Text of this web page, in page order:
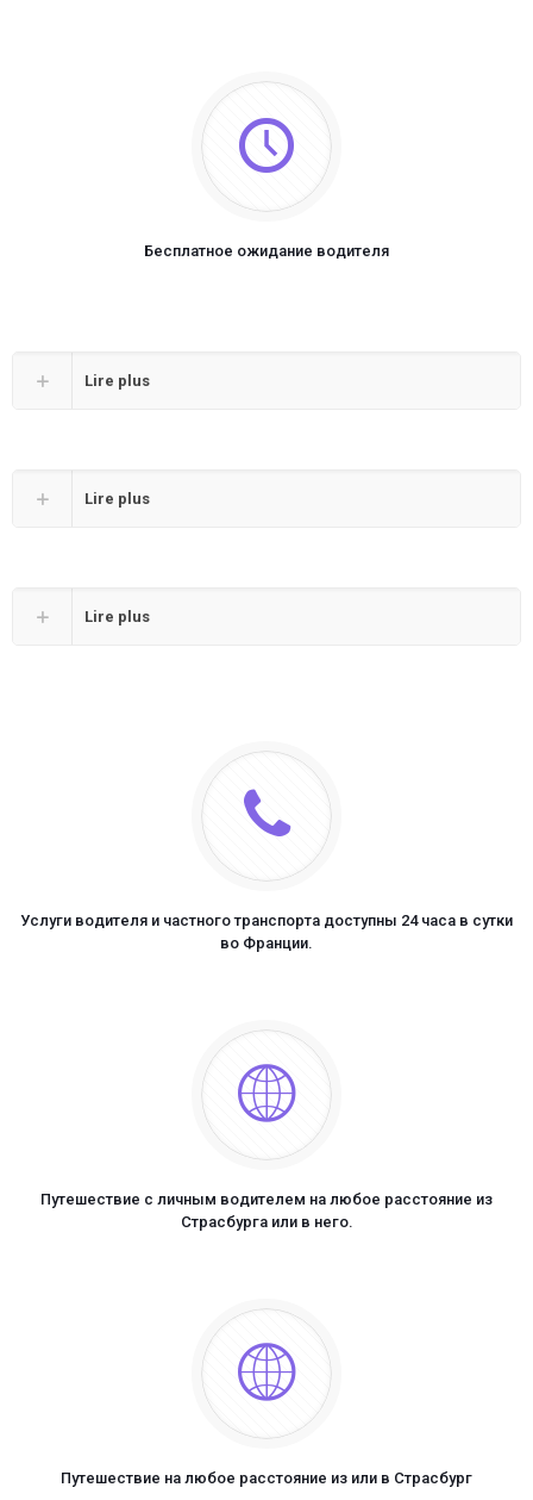
Бесплатное ожидание водителя
Lire plus
Lire plus
Lire plus
Услуги водителя и частного транспорта доступны 24 часа в сутки
во Франции.
Путешествие с личным водителем на любое расстояние из
Страсбурга или в него.
Путешествие на любое расстояние из или в Страсбург